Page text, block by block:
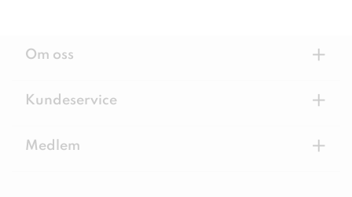
Om oss +
Kundeservice +
Medlem +